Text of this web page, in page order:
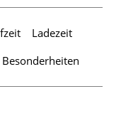
Ladezeit
Besonderheiten